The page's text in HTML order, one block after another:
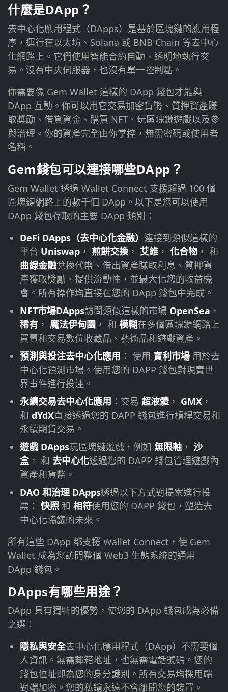
什麼是DApp？
去中心化應用程式（DApps）是基於區塊鏈的應用程
序，運行在以太坊、Solana 或 BNB Chain 等去中心
化網路上。它們使用智能合約自動、透明地執行交
易。沒有中央伺服器，也沒有單一控制點。
你需要像 Gem Wallet 這樣的 DApp 錢包才能與
DApp 互動。你可以用它交易加密貨幣、質押資產賺
取獎勵、借貸資金、購買 NFT、玩區塊鏈遊戲以及參
與治理。你的資產完全由你掌控，無需密碼或使用者
名稱。
Gem錢包可以連接哪些DApp？
Gem Wallet 透過 Wallet Connect 支援超過 100 個
區塊鏈網路上的數千個 DApp。以下是您可以使用
DApp 錢包存取的主要 DApp 類別：
DeFi DApps（去中心化金融） 連接到類似這樣的
平台 Uniswap ， 煎餅交換 ， 艾維 ， 化合物 ， 和
曲線金融兌換代幣、借出資產賺取利息、質押資
產獲取獎勵、提供流動性，並最大化您的收益機
會。所有操作均直接在您的 DApp 錢包中完成。
NFT市場DApps訪問類似這樣的市場 OpenSea ，
稀有 ， 魔法伊甸園 ， 和 模糊在多個區塊鏈網路上
買賣和交易數位收藏品、藝術品和遊戲資產。
預測與投注去中心化應用 ： 使用 寶利市場 用於去
中心化預測市場。使用您的 DAPP 錢包對現實世
界事件進行投注。
永續交易去中心化應用 ：交易 超液體 ， GMX ，
和 dYdX直接透過您的 DAPP 錢包進行槓桿交易和
永續期貨交易。
遊戲 DApps玩區塊鏈遊戲，例如 無限軸 ， 沙
盒， 和 去中心化透過您的 DAPP 錢包管理遊戲內
資產和貨幣。
DAO 和治理 DApps透過以下方式對提案進行投
票： 快照 和 相符使用您的 DAPP 錢包，塑造去
中心化協議的未來。
所有這些 DApp 都支援 Wallet Connect，使 Gem
Wallet 成為您訪問整個 Web3 生態系統的通用
DApp 錢包。
DApps有哪些用途？
DApp 具有獨特的優勢，使您的 DApp 錢包成為必備
之選：
隱私與安全去中心化應用程式（DApp）不需要個
人資訊。無需郵箱地址，也無需電話號碼。您的
錢包位址即為您的身分識別。所有交易均採用端
對端加密。您的私鑰永遠不會離開您的裝置。